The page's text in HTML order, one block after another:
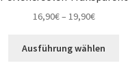
16,90€– 19,90€
Ausführung wählen